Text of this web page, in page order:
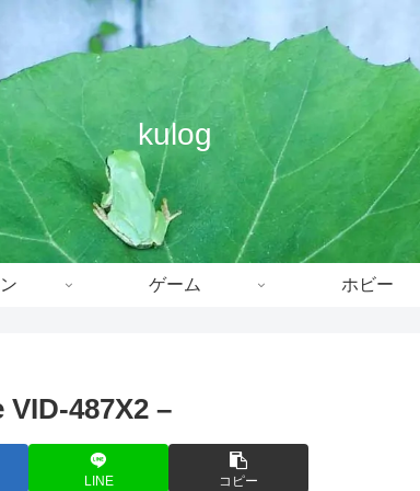
kulog
ゲーム ホビー
487X2 –
LINE コピー